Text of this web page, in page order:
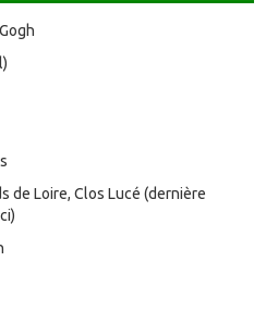
de Loire, Clos Lucé (dernière